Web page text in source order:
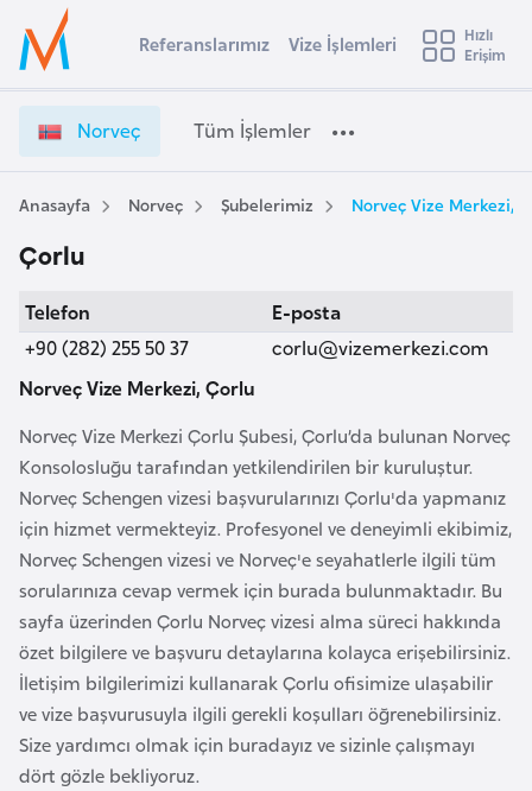
Ülke Seçimi
Başvuru yapmak istediğiniz ülkeyi seçin
Üye
Girişi
o
v
e
ç
İ
l
e
m
e
r
i
e
t
Referanslarımız Vize İşlemleri
Hızlı
Erişim
Norveç Tüm İşlemler
Anasayfa Norveç Şubelerimiz Norveç Vize Merkezi,
Çorlu
Telefon
+90 (282) 255 50 37
E-posta
corlu@vizemerkezi.com
Norveç Vize Merkezi, Çorlu
Norveç Vize Merkezi Çorlu Şubesi, Çorlu’da bulunan Norveç
Konsolosluğu tarafından yetkilendirilen bir kuruluştur.
Norveç Schengen vizesi başvurularınızı Çorlu'da yapmanız
için hizmet vermekteyiz. Profesyonel ve deneyimli ekibimiz,
Norveç Schengen vizesi ve Norveç'e seyahatlerle ilgili tüm
sorularınıza cevap vermek için burada bulunmaktadır. Bu
sayfa üzerinden Çorlu Norveç vizesi alma süreci hakkında
özet bilgilere ve başvuru detaylarına kolayca erişebilirsiniz.
İletişim bilgilerimizi kullanarak Çorlu ofisimize ulaşabilir
ve vize başvurusuyla ilgili gerekli koşulları öğrenebilirsiniz.
Size yardımcı olmak için buradayız ve sizinle çalışmayı
dört gözle bekliyoruz.
s
t
r
a
v
u
s
u
r
y
a
A
z
e
r
b
a